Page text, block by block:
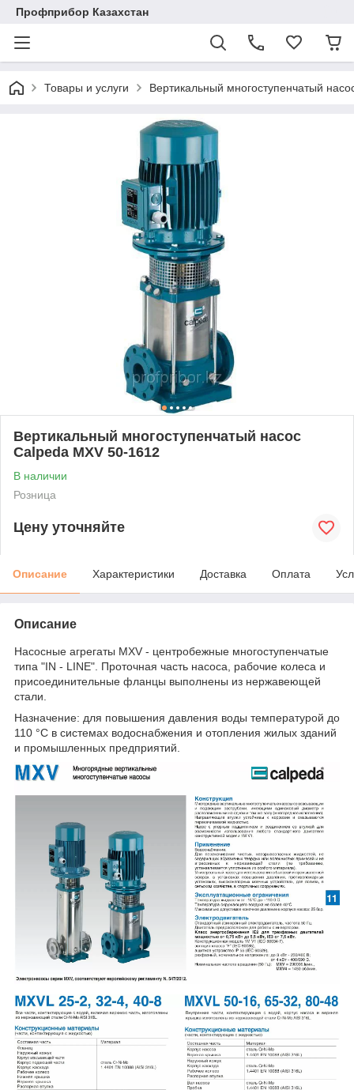
Профприбор Казахстан
Товары и услуги Вертикальный многоступенчатый
Вертикальный многоступенчатый насос
Calpeda MXV 50-1612
В наличии
Розница
Цену уточняйте
Описание Характеристики Доставка Оплата
Описание
Насосные агрегаты MXV - центробежные многоступенчатые
типа "IN - LINE". Проточная часть насоса, рабочие колеса и
присоединительные фланцы выполнены из нержавеющей
стали.
Назначение: для повышения давления воды температурой до
110 °С в системах водоснабжения и отопления жилых зданий
и промышленных предприятий.